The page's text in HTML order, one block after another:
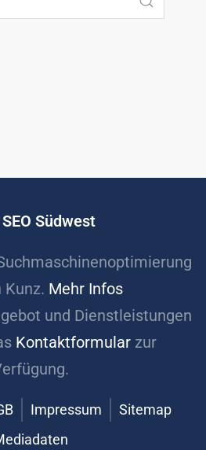
Südwest
Kunz. Mehr Infos
und Dienstleistungen
Kontaktformular zur
Impressum
Sitemap